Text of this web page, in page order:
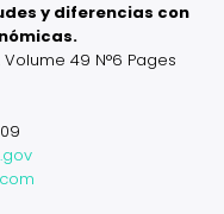
y diferencias con
49 N°6 Pages